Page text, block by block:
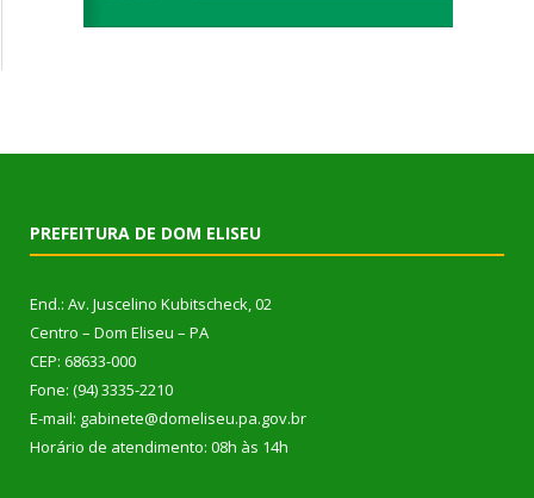
PREFEITURA DE DOM ELISEU
End.: Av. Juscelino Kubitscheck, 02
Centro – Dom Eliseu – PA
CEP: 68633-000
Fone: (94) 3335-2210
E-mail: gabinete@domeliseu.pa.gov.br
Horário de atendimento: 08h às 14h